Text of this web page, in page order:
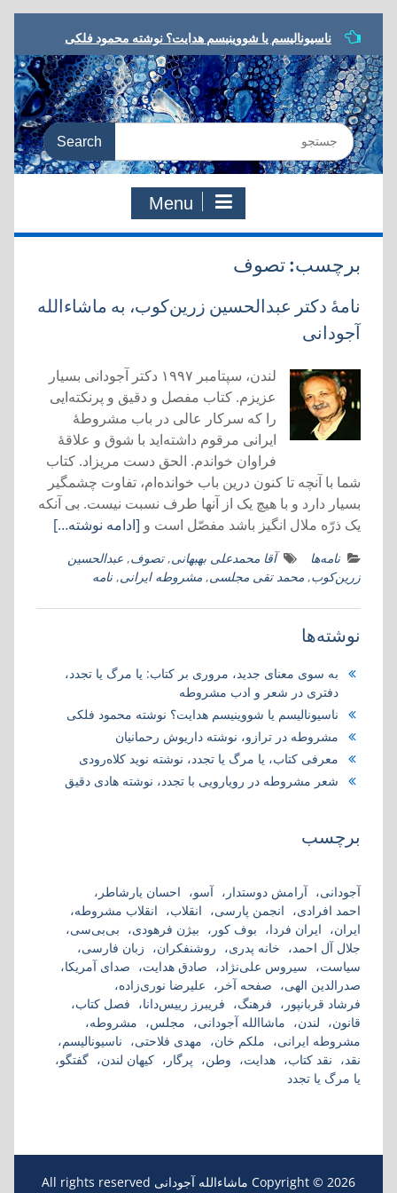
to
content
ناسیونالیسم یا شووینیسم هدایت؟ نوشته محمود فلکی
مشروطه در ترازو، نوشته داریوش رحمانیان
معرفی کتاب، یا مرگ یا تجدد، نوشته نوید کلاه‌رودی
شعر مشروطه در رویارویی با تجدد، نوشته هادی دقیق
به سوی معنای جدید، مروری بر کتاب:‌ یا مرگ یا تجدد،
Search
for:
Menu
برچسب:تصوف
نامۀ دکتر عبدالحسین زرین‌کوب، به ماشاءالله
آجودانی
لندن، سپتامبر ۱۹۹۷ دکتر آجودانی بسیار
عزیزم. کتاب مفصل و دقیق و پرنکته‌ایی
را که سرکار عالی در باب مشروطۀ
ایرانی مرقوم داشته‌اید با شوق و علاقۀ
فراوان خواندم. الحق دست مریزاد. کتاب
شما با آنچه تا کنون درین باب خوانده‌ام، تفاوت چشمگیر
بسیار دارد و با هیچ یک از آنها طرف نسبت نیست. بی آنکه
یک ذرّه ملال انگیز باشد مفصّل است و [ادامه نوشته…]
نامه‌ها آقا محمدعلی بهبهانی,تصوف, عبدالحسین
زرین‌کوب, محمد تقی مجلسی, مشروطه ایرانی,نامه
نوشته‌ها
به سوی معنای جدید، مروری بر کتاب:‌ یا مرگ یا تجدد،
دفتری در شعر و ادب مشروطه
ناسیونالیسم یا شووینیسم هدایت؟ نوشته محمود فلکی
مشروطه در ترازو، نوشته داریوش رحمانیان
معرفی کتاب، یا مرگ یا تجدد، نوشته نوید کلاه‌رودی
شعر مشروطه در رویارویی با تجدد، نوشته هادی دقیق
برچسب
آجودانی آرامش دوستدار آسو
احسان یارشاطر
احمد افرادی
انجمن پارسی انقلاب
انقلاب مشروطه
ایران
ایران فردا بوف کور بیژن فرهودی
بی‌بی‌سی
جلال آل احمد
خانه پدری روشنفکران
زبان فارسی
سیاست
سیروس علی‌نژاد صادق هدایت
صدای آمریکا
صدرالدین الهی
صفحه آخر
علیرضا نوری‌زاده
فرشاد قربانپور
فرهنگ فریبرز رییس‌دانا
فصل کتاب
قانون
لندن ماشاالله آجودانی مجلس
مشروطه
مشروطه ایرانی
ملکم خان مهدی فلاحتی
ناسیونالیسم
نقد
نقد کتاب هدایت وطن پرگار کیهان لندن
گفتگو
یا مرگ یا تجدد
Copyright © 2026 ماشاءالله آجودانی All rights reserved